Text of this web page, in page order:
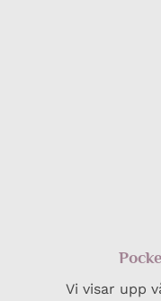
Vi visar upp